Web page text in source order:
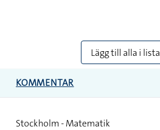
Lägg till alla i lista
KOMMENTAR
Stockholm - Matematik